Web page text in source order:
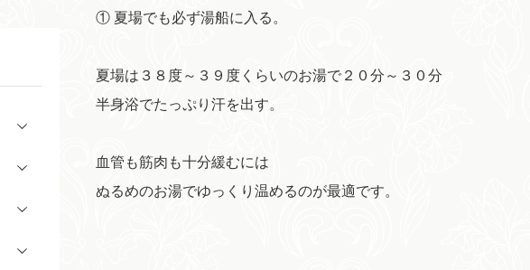
① 夏場でも必ず湯船に入る。
夏場は３８度～３９度くらいのお湯で２０分～３０分
半身浴でたっぷり汗を出す。
血管も筋肉も十分緩むには
ぬるめのお湯でゆっくり温めるのが最適です。